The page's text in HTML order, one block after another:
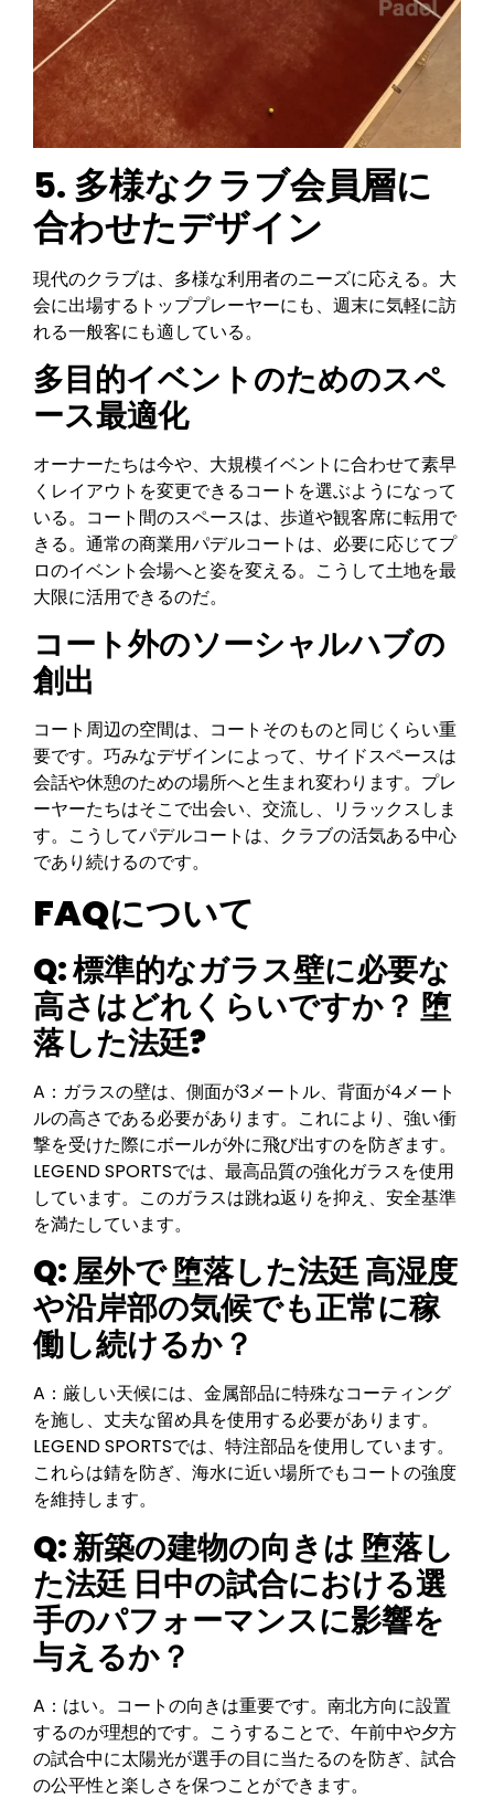
5. 多様なクラブ会員層に
合わせたデザイン
現代のクラブは、多様な利用者のニーズに応える。大
会に出場するトッププレーヤーにも、週末に気軽に訪
れる一般客にも適している。
多目的イベントのためのスペ
ース最適化
オーナーたちは今や、大規模イベントに合わせて素早
くレイアウトを変更できるコートを選ぶようになって
いる。コート間のスペースは、歩道や観客席に転用で
きる。通常の商業用パデルコートは、必要に応じてプ
ロのイベント会場へと姿を変える。こうして土地を最
大限に活用できるのだ。
コート外のソーシャルハブの
創出
コート周辺の空間は、コートそのものと同じくらい重
要です。巧みなデザインによって、サイドスペースは
会話や休憩のための場所へと生まれ変わります。プレ
ーヤーたちはそこで出会い、交流し、リラックスしま
す。こうしてパデルコートは、クラブの活気ある中心
であり続けるのです。
FAQについて
Q: 標準的なガラス壁に必要な
高さはどれくらいですか？ 堕
落した法廷?
A：ガラスの壁は、側面が3メートル、背面が4メート
ルの高さである必要があります。これにより、強い衝
撃を受けた際にボールが外に飛び出すのを防ぎます。
LEGEND SPORTSでは、最高品質の強化ガラスを使用
しています。このガラスは跳ね返りを抑え、安全基準
を満たしています。
Q: 屋外で堕落した法廷高湿度
や沿岸部の気候でも正常に稼
働し続けるか？
A：厳しい天候には、金属部品に特殊なコーティング
を施し、丈夫な留め具を使用する必要があります。
LEGEND SPORTSでは、特注部品を使用しています。
これらは錆を防ぎ、海水に近い場所でもコートの強度
を維持します。
Q: 新築の建物の向きは 堕落し
た法廷 日中の試合における選
手のパフォーマンスに影響を
与えるか？
A：はい。コートの向きは重要です。南北方向に設置
するのが理想的です。こうすることで、午前中や夕方
の試合中に太陽光が選手の目に当たるのを防ぎ、試合
の公平性と楽しさを保つことができます。